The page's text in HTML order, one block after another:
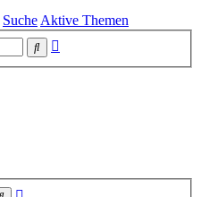
Suche Aktive Themen
Suche